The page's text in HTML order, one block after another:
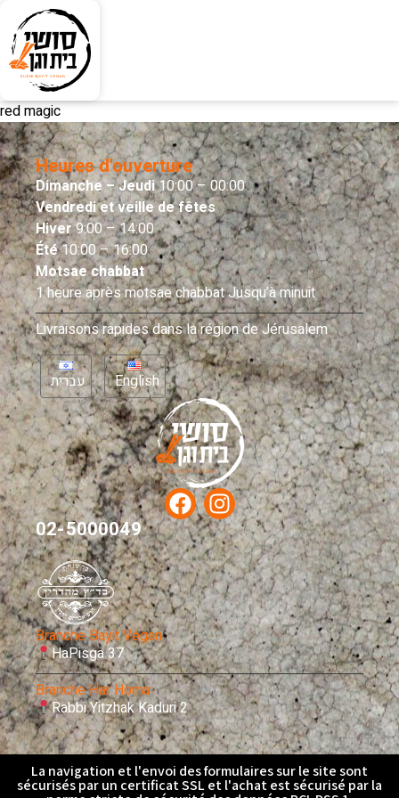
red magic
Heures d'ouverture
Dimanche – Jeudi10:00 – 00:00
Vendredi et veille de fêtes
Hiver9:00 – 14:00
Été10:00 – 16:00
Motsae chabbat
1 heure après motsae chabbat Jusqu’à minuit
Livraisons rapides dans la région de Jérusalem
עברית English
02-5000049
Branche Bayit Vegan
HaPisga 37
Branche Har Homa
Rabbi Yitzhak Kaduri 2
La navigation et l'envoi des formulaires sur le site sont
sécurisés par un certificat SSL et l'achat est sécurisé par la